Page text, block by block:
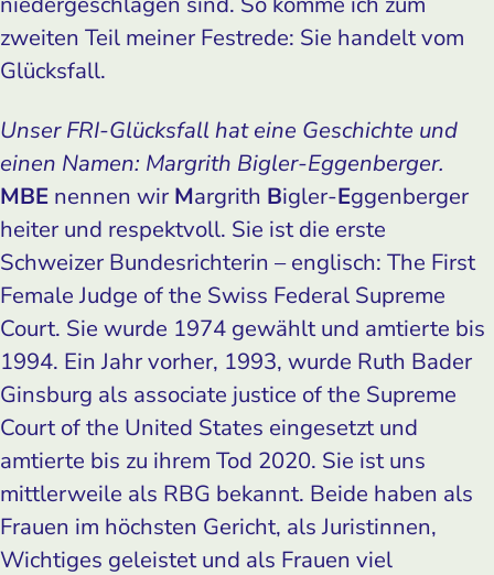
zweiten Teil meiner Festrede: Sie handelt vom
Glücksfall.
Unser FRI-Glücksfall hat eine Geschichte und
einen Namen: Margrith Bigler-Eggenberger.
MBE nennen wir Margrith Bigler-Eggenberger
heiter und respektvoll. Sie ist die erste
Schweizer Bundesrichterin – englisch: The First
Female ­Judge of the Swiss Federal Supreme
Court. Sie wurde 1974 gewählt und amtierte bis
1994. Ein Jahr vorher, 1993, wurde Ruth Bader
Ginsburg als associate justice of the Supreme
Court of the United States eingesetzt und
amtierte bis zu ihrem Tod 2020. Sie ist uns
mittlerweile als RBG bekannt. Beide haben als
Frauen im höchsten Gericht, als Juristinnen,
Wichtiges geleistet und als Frauen viel